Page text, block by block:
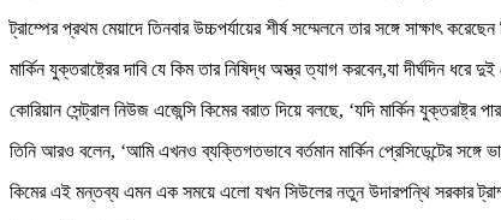
ট্রাম্পের প্রথম মেয়াদে তিনবার উচ্চপর্যায়ের শীর্ষ সম্মেলনে তার সঙ্গে সাক্ষাৎ
মার্কিন যুক্তরাষ্ট্রের দাবি যে কিম তার নিষিদ্ধ অস্ত্র ত্যাগ করবেন,যা দীর্ঘদিন
কোরিয়ান সেন্ট্রাল নিউজ এজেন্সি কিমের বরাত দিয়ে বলছে, ‘যদি মার্কিন
তিনি আরও বলেন, ‘আমি এখনও ব্যক্তিগতভাবে বর্তমান মার্কিন প্রেসিডেন্টের সঙ্গে
কিমের এই মন্তব্য এমন এক সময়ে এলো যখন সিউলের নতুন উদারপন্থি সরকার